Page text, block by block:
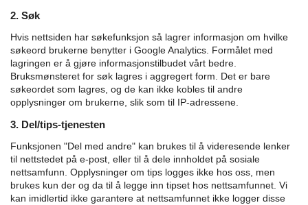
2. Søk
Hvis nettsiden har søkefunksjon så lagrer informasjon om hvilke
søkeord brukerne benytter i Google Analytics. Formålet med
lagringen er å gjøre informasjonstilbudet vårt bedre.
Bruksmønsteret for søk lagres i aggregert form. Det er bare
søkeordet som lagres, og de kan ikke kobles til andre
opplysninger om brukerne, slik som til IP-adressene.
3. Del/tips-tjenesten
Funksjonen "Del med andre" kan brukes til å videresende lenker
til nettstedet på e-post, eller til å dele innholdet på sosiale
nettsamfunn. Opplysninger om tips logges ikke hos oss, men
brukes kun der og da til å legge inn tipset hos nettsamfunnet. Vi
kan imidlertid ikke garantere at nettsamfunnet ikke logger disse